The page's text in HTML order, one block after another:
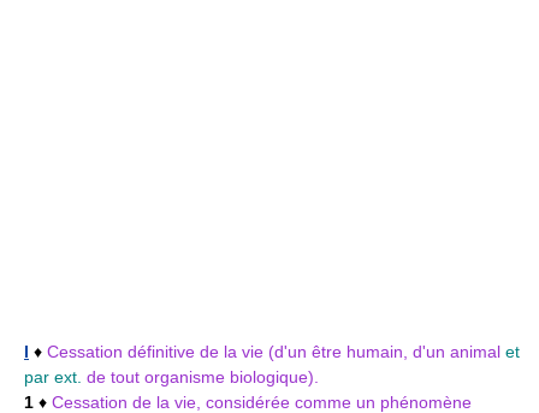
I ♦ Cessation définitive de la vie (d'un être humain, d'un animal et
par ext. de tout organisme biologique).
1 ♦ Cessation de la vie, considérée comme un phénomène